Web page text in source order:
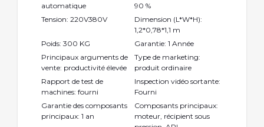
automatique
90 %
Tension: 220V380V
Dimension (L*W*H):
1,2*0,78*1,1 m
Poids: 300 KG
Garantie: 1 Année
Principaux arguments de
vente: productivité élevée
Type de marketing:
produit ordinaire
Rapport de test de
machines: fourni
Inspection vidéo sortante:
Fourni
Garantie des composants
principaux: 1 an
Composants principaux:
moteur, récipient sous